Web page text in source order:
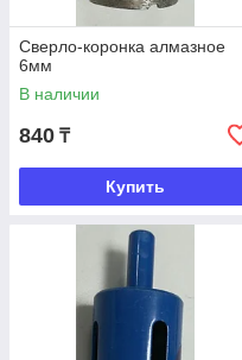
Сверло-коронка алмазное
6мм
В наличии
840 ₸
Купить